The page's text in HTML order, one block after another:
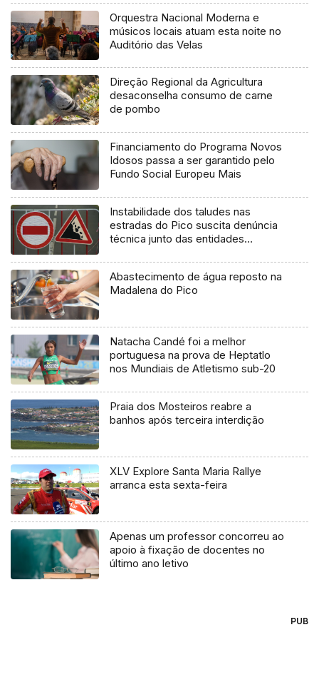
Orquestra Nacional Moderna e
músicos locais atuam esta noite no
Auditório das Velas
Direção Regional da Agricultura
desaconselha consumo de carne
de pombo
Financiamento do Programa Novos
Idosos passa a ser garantido pelo
Fundo Social Europeu Mais
Instabilidade dos taludes nas
estradas do Pico suscita denúncia
técnica junto das entidades
Abastecimento de água reposto na
Madalena do Pico
Natacha Candé foi a melhor
portuguesa na prova de Heptatlo
nos Mundiais de Atletismo sub-20
Praia dos Mosteiros reabre a
banhos após terceira interdição
XLV Explore Santa Maria Rallye
arranca esta sexta-feira
Apenas um professor concorreu ao
apoio à fixação de docentes no
último ano letivo
PUB